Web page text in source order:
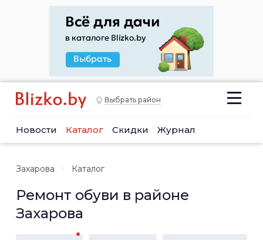
Выбрать район
Новости Каталог Скидки Журнал
Захарова Каталог
Ремонт обуви в районе
Захарова